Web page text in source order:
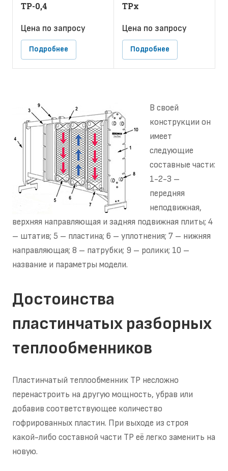
ТР-0,4
Цена по запросу
Подробнее
ТРх
Цена по запросу
Подробнее
В своей
конструкции он
имеет
следующие
составные части:
1-2-3 –
передняя
неподвижная,
верхняя направляющая и задняя подвижная плиты; 4
– штатив; 5 – пластина; 6 – уплотнения; 7 – нижняя
направляющая; 8 – патрубки; 9 – ролики; 10 –
название и параметры модели.
Достоинства
пластинчатых разборных
теплообменников
Пластинчатый теплообменник ТР несложно
перенастроить на другую мощность, убрав или
добавив соответствующее количество
гофрированных пластин. При выходе из строя
какой-либо составной части ТР её легко заменить на
новую.